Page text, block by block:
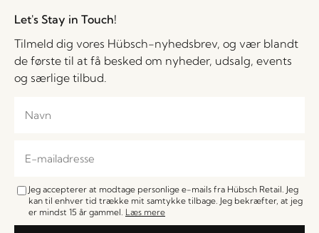
Let's Stay in Touch!
Tilmeld dig vores Hübsch-nyhedsbrev, og vær blandt
de første til at få besked om nyheder, udsalg, events
og særlige tilbud.
Jeg accepterer at modtage personlige e-mails fra Hübsch Retail. Jeg
kan til enhver tid trække mit samtykke tilbage. Jeg bekræfter, at jeg
er mindst 15 år gammel. Læs mere